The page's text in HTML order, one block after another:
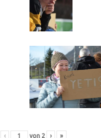
‹ von 2 › »